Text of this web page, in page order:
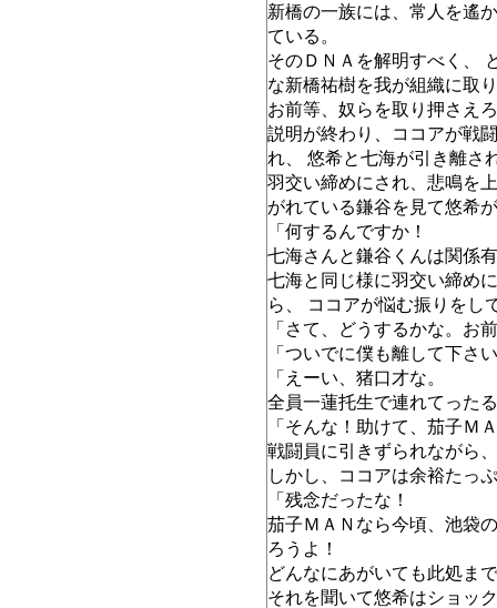
新橋の一族には、常人を遙
ている。
そのＤＮＡを解明すべく、
な新橋祐樹を我が組織に取
お前等、奴らを取り押さえ
説明が終わり、ココアが戦
れ、 悠希と七海が引き離さ
羽交い締めにされ、悲鳴を
がれている鎌谷を見て悠希
「何するんですか！
七海さんと鎌谷くんは関係
七海と同じ様に羽交い締め
ら、 ココアが悩む振りをし
「さて、どうするかな。
「ついでに僕も離して下さ
「えーい、猪口才な。
全員一蓮托生で連れてった
「そんな！助けて、茄子Ｍ
戦闘員に引きずられながら
しかし、ココアは余裕たっ
「残念だったな！
茄子ＭＡＮなら今頃、池袋
ろうよ！
どんなにあがいても此処ま
それを聞いて悠希はショッ